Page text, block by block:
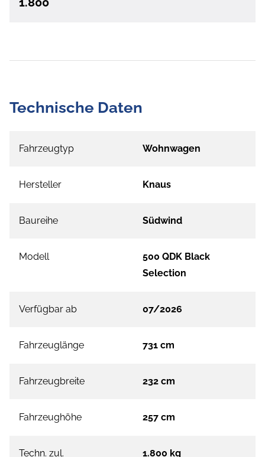
Technische Daten
Fahrzeugtyp Wohnwagen
Hersteller Knaus
Baureihe Südwind
Modell
500 QDK Black
Selection
Verfügbar ab 07/2026
Fahrzeuglänge 731 cm
Fahrzeugbreite 232 cm
Fahrzeughöhe 257 cm
Techn. zul. 1.800 kg